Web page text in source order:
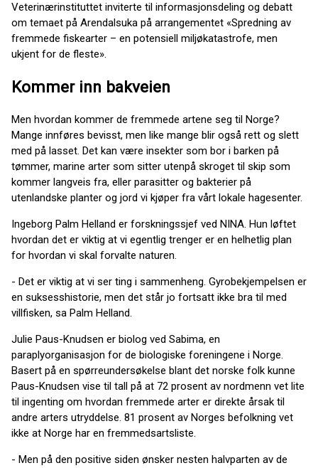
Veterinærinstituttet inviterte til informasjonsdeling og debatt
om temaet på Arendalsuka på arrangementet «Spredning av
fremmede fiskearter – en potensiell miljøkatastrofe, men
ukjent for de fleste».
Kommer inn bakveien
Men hvordan kommer de fremmede artene seg til Norge?
Mange innføres bevisst, men like mange blir også rett og slett
med på lasset. Det kan være insekter som bor i barken på
tømmer, marine arter som sitter utenpå skroget til skip som
kommer langveis fra, eller parasitter og bakterier på
utenlandske planter og jord vi kjøper fra vårt lokale hagesenter.
Ingeborg Palm Helland er forskningssjef ved NINA. Hun løftet
hvordan det er viktig at vi egentlig trenger er en helhetlig plan
for hvordan vi skal forvalte naturen.
- Det er viktig at vi ser ting i sammenheng. Gyrobekjempelsen er
en suksesshistorie, men det står jo fortsatt ikke bra til med
villfisken, sa Palm Helland.
Julie Paus-Knudsen er biolog ved Sabima, en
paraplyorganisasjon for de biologiske foreningene i Norge.
Basert på en spørreundersøkelse blant det norske folk kunne
Paus-Knudsen vise til tall på at 72 prosent av nordmenn vet lite
til ingenting om hvordan fremmede arter er direkte årsak til
andre arters utryddelse. 81 prosent av Norges befolkning vet
ikke at Norge har en fremmedsartsliste.
- Men på den positive siden ønsker nesten halvparten av de